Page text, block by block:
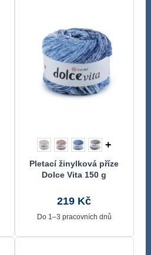
+
Pletací žinylková příze
Dolce Vita 150 g
219 Kč
Do 1–3 pracovních dnů